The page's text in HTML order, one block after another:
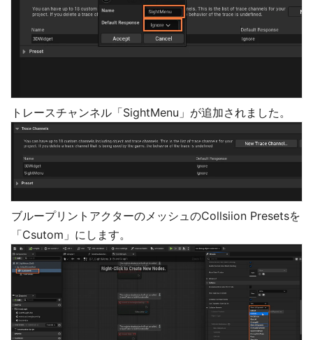
トレースチャンネル「SightMenu」が追加されました。
ブループリントアクターのメッシュのCollsiion Presetsを
「Csutom」にします。